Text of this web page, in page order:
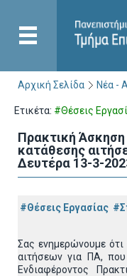
Αρχική Σελίδα Νέα -
Ετικέτα: #Θέσεις
Πρακτική
κατάθεσης
Δευτέρα 13-3-
#Θέσεις Εργασίας
Σας ενημερώνουμε
αιτήσεων για ΠΑ,
Ενδιαφέροντος